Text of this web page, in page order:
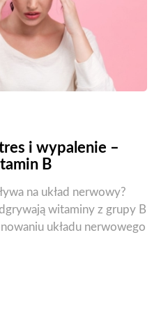
i wypalenie –
B
na układ nerwowy?
witaminy z grupy B
układu nerwowego